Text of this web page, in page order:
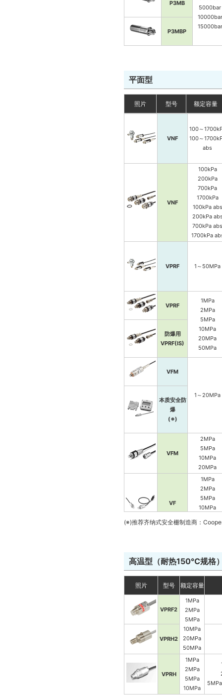
P3MB
5000bar
10000bar
15000bar
P3MBP
平面型
照片 型号 额定容量
VNF
100～
100～
abs
VNF
100kPa
200kPa
700kPa
1700kPa
100kPa abs
200kPa
700kPa abs
1700kPa
VPRF 1～50MPa
VPRF
1MPa
2MPa
5MPa
10MPa
20MPa
50MPa
防爆用
VPRF(IS)
VFM
1～20MPa
本质安全防
爆
(※)
VFM
2MPa
5MPa
10MPa
20MPa
VF
1MPa
2MPa
5MPa
10MPa
50MPa
VPGFS
10MPa
50MPa
200kPa
500kPa
1MPa
(※)推荐齐纳式安全栅制造商：
高温型（耐热150℃规格
照片 型号 额定容量
VPRF2
1MPa
2MPa
5MPa
10MPa
20MPa
50MPa
VPRH2
VPRH
1MPa
2MPa
5MPa
10MPa